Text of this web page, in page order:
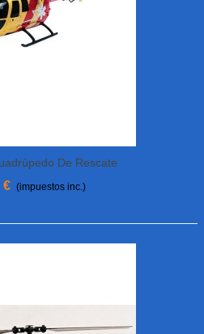
De Rescate
C400
€ (impuestos inc.)